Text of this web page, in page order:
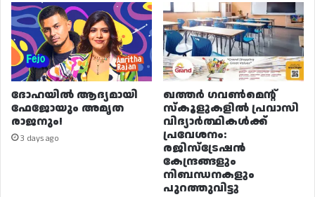
ദോഹയിൽ ആദ്യമായി
ഫേജോയും അമൃത
രാജനും!
3 days ago
ഖത്തർ ഗവൺമെന്റ്
സ്കൂളുകളിൽ പ്രവാസി
വിദ്യാർത്ഥികൾക്ക്
പ്രവേശനം:
രജിസ്ട്രേഷൻ
കേന്ദ്രങ്ങളും
നിബന്ധനകളും
പുറത്തുവിട്ടു